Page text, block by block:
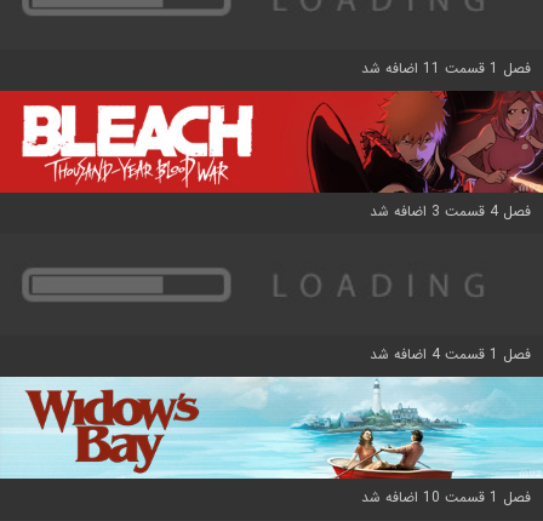
فصل 1 قسمت 11 اضافه شد
فصل 4 قسمت 3 اضافه شد
فصل 1 قسمت 4 اضافه شد
فصل 1 قسمت 10 اضافه شد